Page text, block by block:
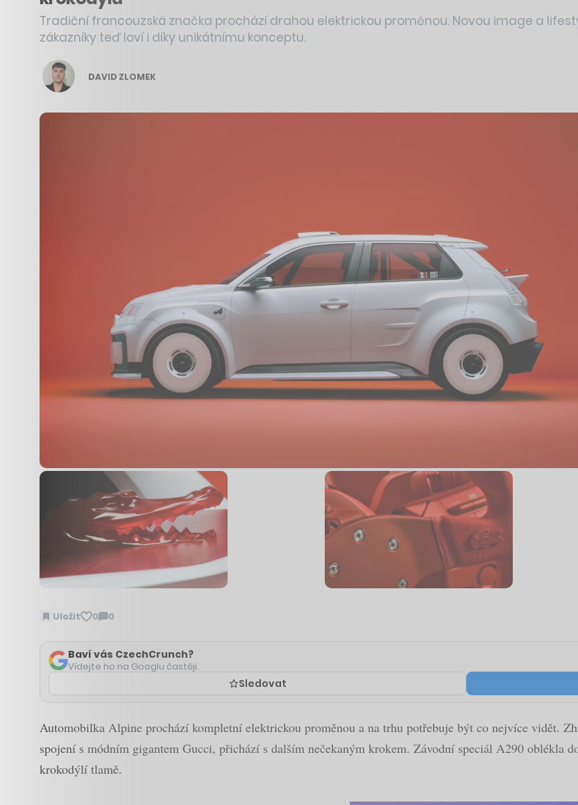
Tradiční francouzská značka prochází drahou elektrickou proměnou. Novou image a
zákazníky teď loví i díky unikátnímu konceptu.
DAVID ZLOMEK
Uložit 0 0
Zobrazit
Baví vás CzechCrunch?
Vídejte ho na Googlu častěji.
Sledovat
Automobilka Alpine prochází kompletní elektrickou proměnou a na trhu potřebuje být co nejvíce vidět.
spojení s módním gigantem Gucci, přichází s dalším nečekaným krokem. Závodní speciál A290 oblékla
krokodýlí tlamě.